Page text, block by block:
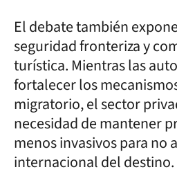
El debate también
seguridad fronteriza y
turística. Mientras las
fortalecer los
migratorio, el sector
necesidad de mantener
menos invasivos para no
internacional del destino.